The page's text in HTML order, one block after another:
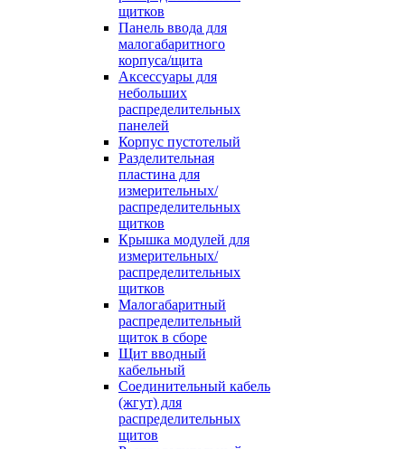
щитков
Панель ввода для
малогабаритного
корпуса/щита
Аксессуары для
небольших
распределительных
панелей
Корпус пустотелый
Разделительная
пластина для
измерительных/
распределительных
щитков
Крышка модулей для
измерительных/
распределительных
щитков
Малогабаритный
распределительный
щиток в сборе
Щит вводный
кабельный
Соединительный кабель
(жгут) для
распределительных
щитов